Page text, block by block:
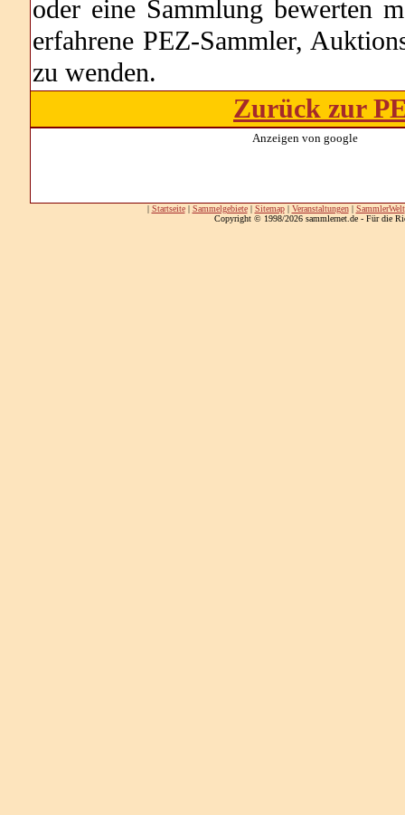
oder eine Sammlung bewerten
erfahrene PEZ-Sammler,
zu wenden.
Zurück zur
Anzeigen von google
| Startseite| Sammelgebiete| Sitemap| Veranstaltungen| SammlerWelt
Copyright © 1998/2026 sammlernet.de - Für die